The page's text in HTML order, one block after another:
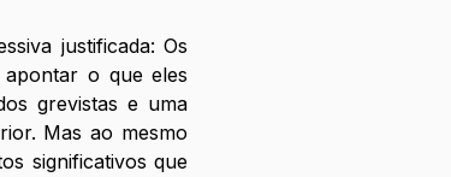
justificada: Os
apontar o que eles
grevistas e uma
Mas ao mesmo
significativos que